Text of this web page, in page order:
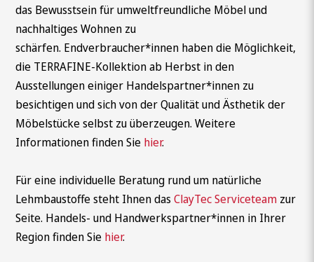
das Bewusstsein für umweltfreundliche Möbel und
nachhaltiges Wohnen zu
schärfen. Endverbraucher*innen haben die Möglichkeit,
die TERRAFINE-Kollektion ab Herbst in den
Ausstellungen einiger Handelspartner*innen zu
besichtigen und sich von der Qualität und Ästhetik der
Möbelstücke selbst zu überzeugen. Weitere
Informationen finden Sie hier.
Für eine individuelle Beratung rund um natürliche
Lehmbaustoffe steht Ihnen dasClayTec Serviceteam zur
Seite. Handels- und Handwerkspartner*innen in Ihrer
Region finden Sie hier.